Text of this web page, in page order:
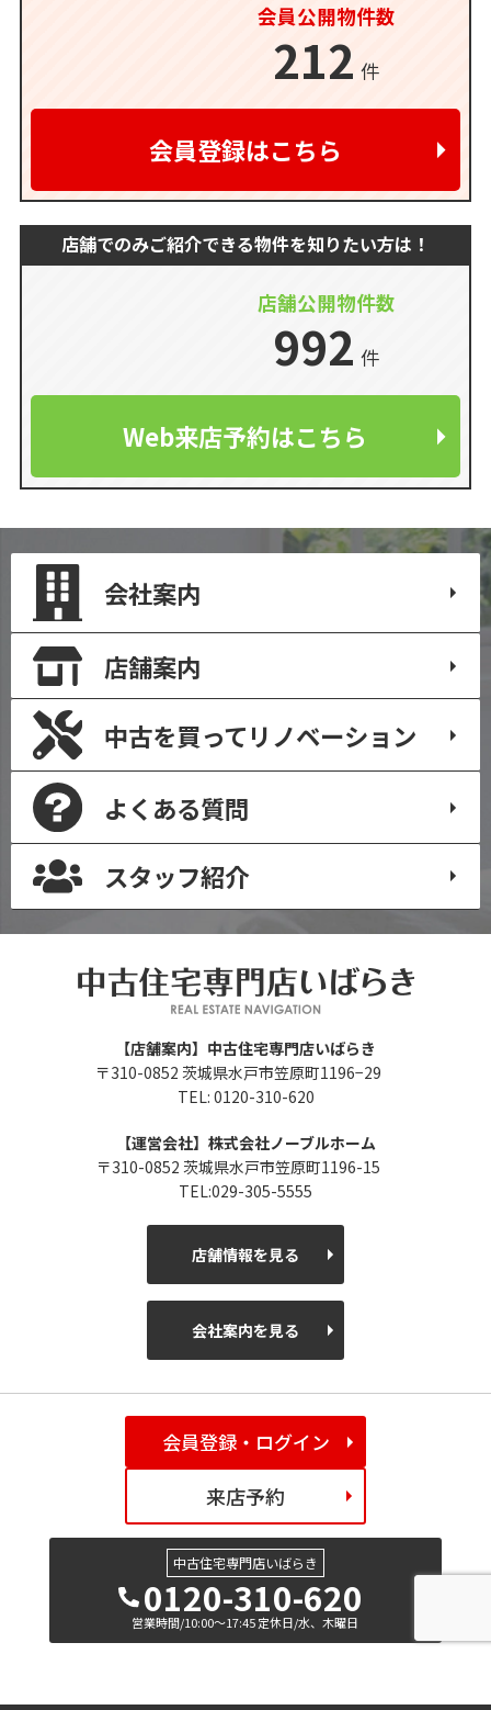
会員公開物件数
212 件
会員登録はこちら
店舗でのみご紹介できる物件を知りたい方は！
店舗公開物件数
992 件
Web来店予約はこちら
会社案内
店舗案内
中古を買ってリノベーション
よくある質問
スタッフ紹介
【店舗案内】中古住宅専門店いばらき
〒310-0852 茨城県水戸市笠原町1196−29
TEL: 0120-310-620
【運営会社】株式会社ノーブルホーム
〒310-0852 茨城県水戸市笠原町1196-15
TEL:029-305-5555
店舗情報を見る
会社案内を見る
会員登録・ログイン
来店予約
中古住宅専門店いばらき
0120-310-620
営業時間/10:00～17:45 定休日/水、木曜日